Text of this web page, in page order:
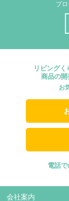
プ
リビング
商品の開
お
電話
会社案内